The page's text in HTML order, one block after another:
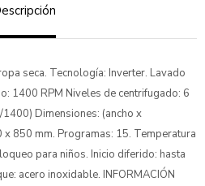
seca. Tecnología: Inverter. Lavado
1400 RPM Niveles de centrifugado: 6
Dimensiones: (ancho x
850 mm. Programas: 15. Temperatura
para niños. Inicio diferido: hasta
acero inoxidable. INFORMACIÓN